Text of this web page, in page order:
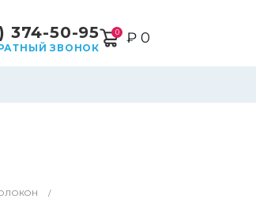
374-50-95
ЗВОНОК
0 ₽ 0